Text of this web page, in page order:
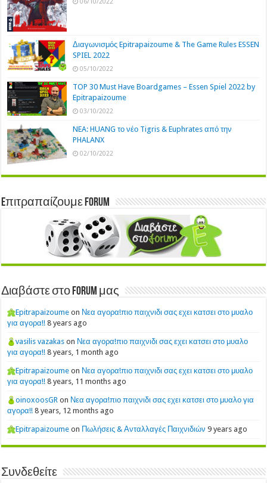
06/10/2022
Διαγωνισμός Epitrapaizoume & The Game Rules ESSEN
SPIEL 2022
05/10/2022
TOP 30 Must Have Boardgames – Essen Spiel 2022 by
Epitrapaizoume
03/10/2022
NEA: HUANG το νέο Tigris & Euphrates από την
PHALANX
02/10/2022
Eπιτραπαίζουμε Forum
Διαβάστε στο Forum μας
Epitrapaizoume on Νεα αγορα!πιο παιχνιδι σας εχει κατσει στο μυαλο
για αγορα!! 8 years ago
vasilis vazakas on Νεα αγορα!πιο παιχνιδι σας εχει κατσει στο μυαλο
για αγορα!! 8 years, 1 month ago
Epitrapaizoume on Νεα αγορα!πιο παιχνιδι σας εχει κατσει στο μυαλο
για αγορα!! 8 years, 11 months ago
oinoxoosGR on Νεα αγορα!πιο παιχνιδι σας εχει κατσει στο μυαλο για
αγορα!! 8 years, 12 months ago
Epitrapaizoume on Πωλήσεις & Ανταλλαγές Παιχνιδιών 9 years ago
Συνδεθείτε